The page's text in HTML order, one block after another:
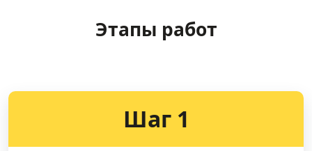
Этапы работ
Шаг 1